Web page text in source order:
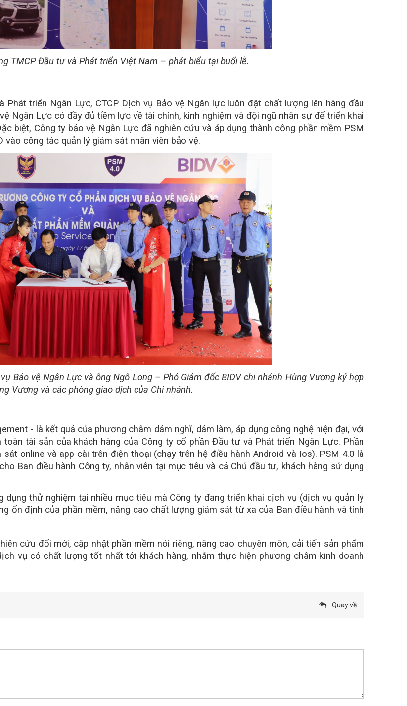
TMCP Đầu tư và Phát triển Việt Nam – phát biểu tại buổi lễ.
Phát triển Ngân Lực, CTCP Dịch vụ Bảo vệ Ngân lực luôn đặt chất lượng lên hàng đầu
Ngân Lực có đầy đủ tiềm lực về tài chính, kinh nghiệm và đội ngũ nhân sự để triển khai
biệt, Công ty bảo vệ Ngân Lực đã nghiên cứu và áp dụng thành công phần mềm PSM
công tác quản lý giám sát nhân viên bảo vệ.
Bảo vệ Ngân Lực và ông Ngô Long – Phó Giám đốc BIDV chi nhánh Hùng Vương ký hợp
Vương và các phòng giao dịch của Chi nhánh.
- là kết quả của phương châm dám nghĩ, dám làm, áp dụng công nghệ hiện đại, với
tài sản của khách hàng của Công ty cổ phần Đầu tư và Phát triển Ngân Lực. Phần
online và app cài trên điện thoại (chạy trên hệ điều hành Android và Ios). PSM 4.0 là
Ban điều hành Công ty, nhân viên tại mục tiêu và cả Chủ đầu tư, khách hàng sử dụng
thử nghiệm tại nhiều mục tiêu mà Công ty đang triển khai dịch vụ (dịch vụ quản lý
ổn định của phần mềm, nâng cao chất lượng giám sát từ xa của Ban điều hành và tính
cứu đổi mới, cập nhật phần mềm nói riêng, nâng cao chuyên môn, cải tiến sản phẩm
vụ có chất lượng tốt nhất tới khách hàng, nhằm thực hiện phương châm kinh doanh
Quay về